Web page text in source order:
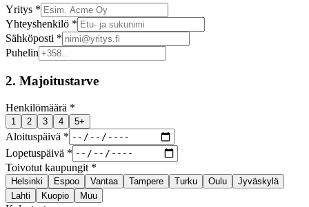
Yritys *
Yhteyshenkilö *
Sähköposti *
Puhelin
2. Majoitustarve
Henkilömäärä *
1 2 3 4 5+
Aloituspäivä *
Lopetuspäivä *
Toivotut kaupungit *
Helsinki Espoo Vantaa Tampere Turku Oulu
Jyväskylä
Lahti
Kuopio Muu